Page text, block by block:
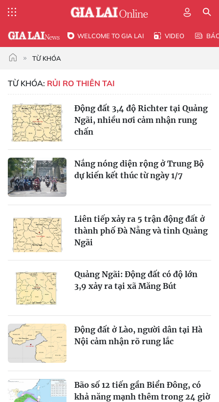
WELCOME TO GIA LAI VIDEO
TỪ KHÓA
TỪ KHÓA: RỦI RO THIÊN TAI
Động đất 3,4 độ Richter tại Quảng
Ngãi, nhiều nơi cảm nhận rung
chấn
Nắng nóng diện rộng ở Trung Bộ
dự kiến kết thúc từ ngày 1/7
Liên tiếp xảy ra 5 trận động đất ở
thành phố Đà Nẵng và tỉnh Quảng
Ngãi
Quảng Ngãi: Động đất có độ lớn
3,9 xảy ra tại xã Măng Bút
Động đất ở Lào, người dân tại Hà
Nội cảm nhận rõ rung lắc
Bão số 12 tiến gần Biển Đông, có
khả năng mạnh thêm trong 24 giờ